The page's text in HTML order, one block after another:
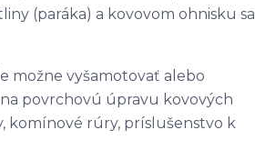
(paráka) a kovovom ohnisku sa
možne vyšamotovať alebo
povrchovú úpravu kovových
komínové rúry, príslušenstvo k